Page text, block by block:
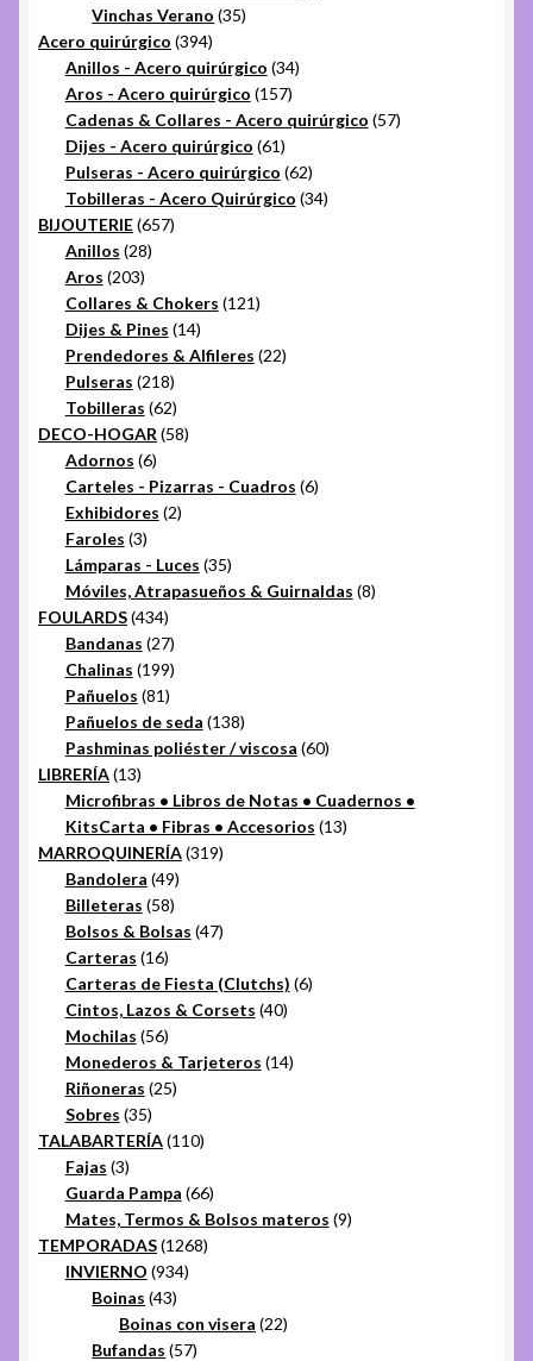
Vinchas Verano 3535
Acero quirúrgico 394394
productos
Anillos - Acero quirúrgico 3434
Aros - Acero quirúrgico 157157
productos
Cadenas & Collares - Acero quirúrgico 5757
Dijes - Acero quirúrgico 6161
productos
Pulseras - Acero quirúrgico 6262
productos
Tobilleras - Acero Quirúrgico 3434
BIJOUTERIE 657657
Anillos 2828
Aros 203203
productos
Collares & Chokers 121121
Dijes & Pines 1414
productos
Prendedores & Alfileres 2222
Pulseras 218218
productos
Tobilleras 6262
productos
DECO-HOGAR 5858
Adornos 66
productos
Carteles - Pizarras - Cuadros 66
Exhibidores 22
Faroles 33
productos
Lámparas - Luces 3535
productos
Móviles, Atrapasueños & Guirnaldas 88
FOULARDS 434434
productos
Bandanas 2727
productos
Chalinas 199199
productos
Pañuelos 8181
productos
Pañuelos de seda 138138
productos
Pashminas poliéster / viscosa 6060
LIBRERÍA 1313
productos
Microfibras • Libros de Notas • Cuadernos •
KitsCarta • Fibras • Accesorios 1313
MARROQUINERÍA 319319
Bandolera 4949
productos
Billeteras 5858
productos
Bolsos & Bolsas 4747
Carteras 1616
productos
Carteras de Fiesta (Clutchs) 66
Cintos, Lazos & Corsets 4040
Mochilas 5656
productos
Monederos & Tarjeteros 1414
Riñoneras 2525
Sobres 3535
productos
TALABARTERÍA 110110
Fajas 33
productos
Guarda Pampa 6666
productos
Mates, Termos & Bolsos materos 99
TEMPORADAS 12681268
INVIERNO 934934
Boinas 4343
productos
Boinas con visera 2222
Bufandas 5757